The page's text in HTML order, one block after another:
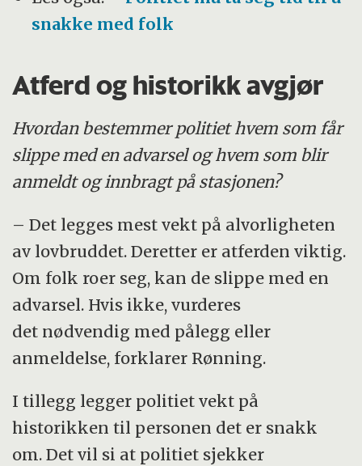
snakke med folk
Atferd og historikk avgjør
Hvordan bestemmer politiet hvem som får
slippe med en advarsel og hvem som blir
anmeldt og innbragt på stasjonen?
– Det legges mest vekt på alvorligheten
av lovbruddet. Deretter er atferden viktig.
Om folk roer seg, kan de slippe med en
advarsel. Hvis ikke, vurderes
det nødvendig med pålegg eller
anmeldelse, forklarer Rønning.
I tillegg legger politiet vekt på
historikken til personen det er snakk
om. Det vil si at politiet sjekker